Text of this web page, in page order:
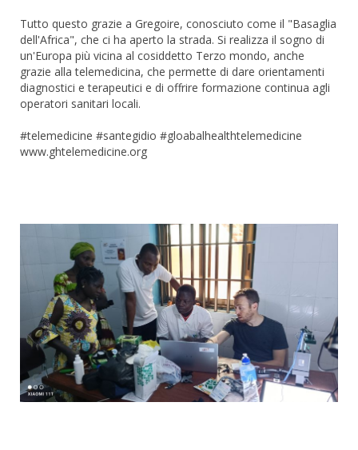
Tutto questo grazie a Gregoire, conosciuto come il "Basaglia
dell'Africa", che ci ha aperto la strada. Si realizza il sogno di
un'Europa più vicina al cosiddetto Terzo mondo, anche
grazie alla telemedicina, che permette di dare orientamenti
diagnostici e terapeutici e di offrire formazione continua agli
operatori sanitari locali.
#telemedicine #santegidio #gloabalhealthtelemedicine
www.ghtelemedicine.org